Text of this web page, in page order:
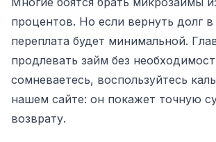
процентов. Но если вернуть долг в
переплата будет минимальной.
продлевать займ без
сомневаетесь, воспользуйтесь
нашем сайте: он покажет точную
возврату.